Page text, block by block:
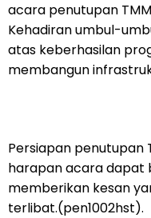
acara penutupan
Kehadiran umbul-
atas keberhasilan
membangun
Persiapan penutupan
harapan acara dapat
memberikan kesan
terlibat.(pen1002hst).